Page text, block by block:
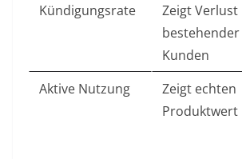
Kündigungsrate
Zeigt Verlust
bestehender
Kunden
Aktive Nutzung
Zeigt echten
Produktwert